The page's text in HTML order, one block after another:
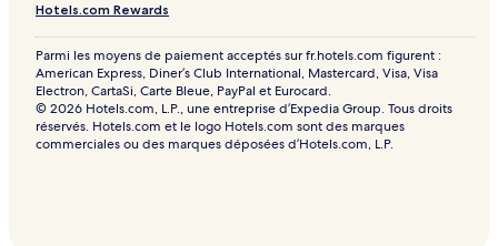
Hotels.com Rewards
Parmi les moyens de paiement acceptés sur fr.hotels.com figurent :
American Express, Diner’s Club International, Mastercard, Visa, Visa
Electron, CartaSi, Carte Bleue, PayPal et Eurocard.
© 2026 Hotels.com, L.P., une entreprise d’Expedia Group. Tous droits
réservés. Hotels.com et le logo Hotels.com sont des marques
commerciales ou des marques déposées d’Hotels.com, L.P.